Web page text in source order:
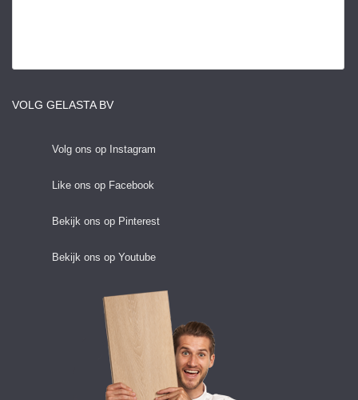
VOLG GELASTA BV
Volg ons op Instagram
Like ons op Facebook
Bekijk ons op Pinterest
Bekijk ons op Youtube